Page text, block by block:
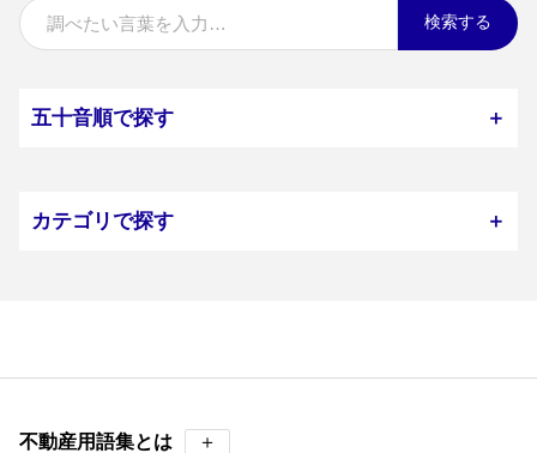
検索する
五十音順で探す ＋
カテゴリで探す ＋
不動産用語集とは ＋